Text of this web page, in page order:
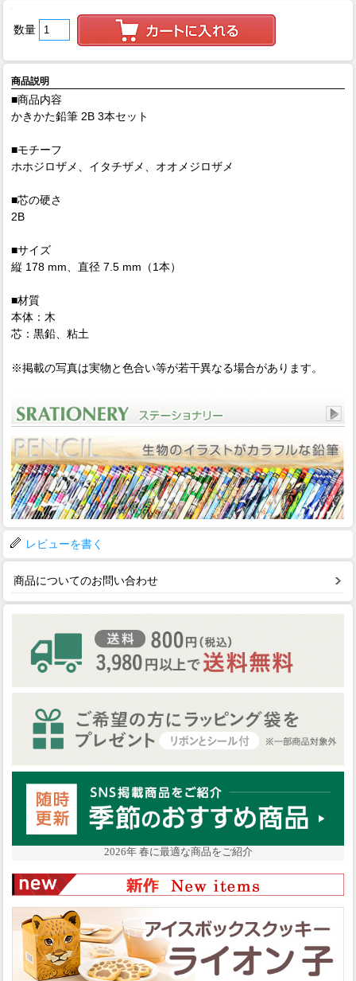
数量
商品説明
■商品内容
かきかた鉛筆 2B 3本セット
■モチーフ
ホホジロザメ、イタチザメ、オオメジロザメ
■芯の硬さ
2B
■サイズ
縦 178 mm、直径 7.5 mm（1本）
■材質
本体：木
芯：黒鉛、粘土
※掲載の写真は実物と色合い等が若干異なる場合があります。
レビューを書く
商品についてのお問い合わせ